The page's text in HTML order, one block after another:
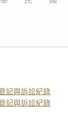
記與訴訟紀錄
記與訴訟紀錄